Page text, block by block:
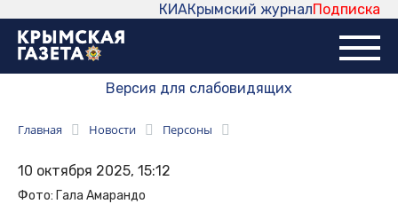
Подписка
Крымский журнал
КИА
Версия для слабовидящих
Главная Новости Персоны
10 октября 2025, 15:12
Фото: Гала Амарандо